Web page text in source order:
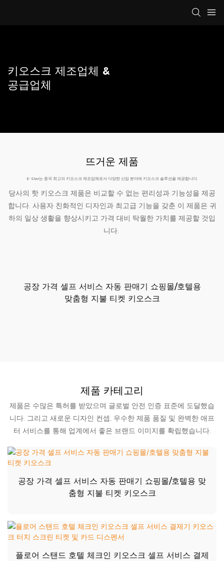
키오스크 제조업체 &
공급업체
뜨거운 제품
E-Star는 중국 최고의 키오스크 제조업체로서 다양한 산업 분야에 키오스크 솔루션을 제공합니다.
당사의 핫 키오스크 제품은 비교할 수 없는 편리성과 기능성을 제공
합니다. 사용자 친화적인 디자인과 최고급 기능을 갖춘 이 제품은 귀
하의 일상 생활을 향상시키고 가격 대비 탁월한 가치를 제공할 것입
니다.
공장 가격 셀프 서비스 자동 판매기 쇼핑몰/호텔용
맞춤형 지불 티켓 키오스크
제품 카테고리
제품은 수많은 특허를 받았으며 글로벌 안전 인증 표준에 도달했습
니다. 그리고 새로운 디자인 컨셉, 우수한 제품 품질 및 완벽한 애프
터 서비스를 통해 업계에서 좋은 브랜드 이미지를 확립했습니다.
공장 가격 셀프 서비스 자동 판매기 쇼핑몰/호텔용 맞
춤형 지불 티켓 키오스크
플로어 스탠드 호텔 체크인 키오스크 셀프 서비스 결제